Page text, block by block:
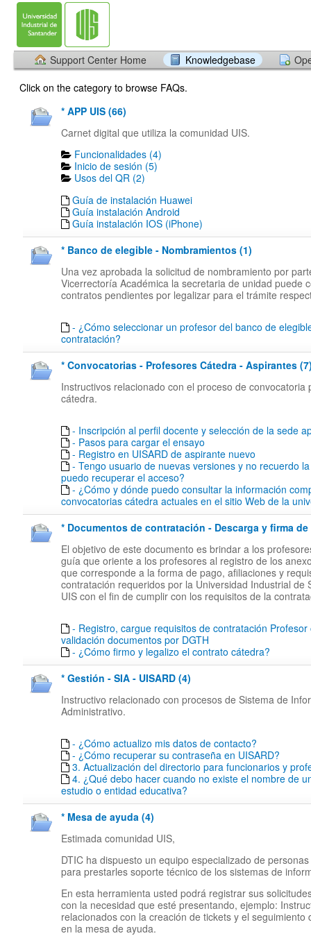
Support Center Home Knowledgebase
Click on the category to browse FAQs.
* APP UIS (66)
Carnet digital que utiliza la comunidad UIS.
Funcionalidades (4)
Inicio de sesión (5)
Usos del QR (2)
Guía de instalación Huawei
Guía instalación Android
Guía instalación IOS (iPhone)
* Banco de elegible - Nombramientos (1)
Una vez aprobada la solicitud de nombramiento por
Vicerrectoría Académica la secretaria de unidad puede
contratos pendientes por legalizar para el trámite
- ¿Cómo seleccionar un profesor del banco de
contratación?
* Convocatorias - Profesores Cátedra - Aspirantes
Instructivos relacionado con el proceso de convocatoria
cátedra.
- Inscripción al perfil docente y selección de la sede
- Pasos para cargar el ensayo
- Registro en UISARD de aspirante nuevo
- Tengo usuario de nuevas versiones y no recuerdo
puedo recuperar el acceso?
- ¿Cómo y dónde puedo consultar la información
convocatorias cátedra actuales en el sitio Web de la
* Documentos de contratación - Descarga y firma
El objetivo de este documento es brindar a los
guía que oriente a los profesores al registro de los
que corresponde a la forma de pago, afiliaciones y
contratación requeridos por la Universidad Industrial de
UIS con el fin de cumplir con los requisitos de la
- Registro, cargue requisitos de contratación Profesor
validación documentos por DGTH
- ¿Cómo firmo y legalizo el contrato cátedra?
* Gestión - SIA - UISARD (4)
Instructivo relacionado con procesos de Sistema de
Administrativo.
- ¿Cómo actualizo mis datos de contacto?
- ¿Cómo recuperar su contraseña en UISARD?
3. Actualización del directorio para funcionarios y
4. ¿Qué debo hacer cuando no existe el nombre de
estudio o entidad educativa?
* Mesa de ayuda (4)
Estimada comunidad UIS,
DTIC ha dispuesto un equipo especializado de
para prestarles soporte técnico de los sistemas de
En esta herramienta usted podrá registrar sus
con la necesidad que esté presentando, ejemplo:
relacionados con la creación de tickets y el seguimiento
en la mesa de ayuda.